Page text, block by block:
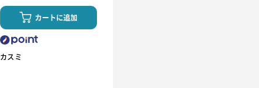
カートに追加
カスミ